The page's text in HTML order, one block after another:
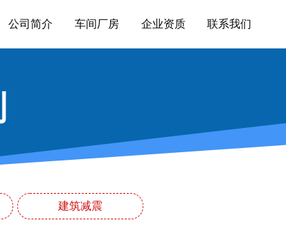
公司简介 车间厂房 企业资质 联系我们
建筑减震